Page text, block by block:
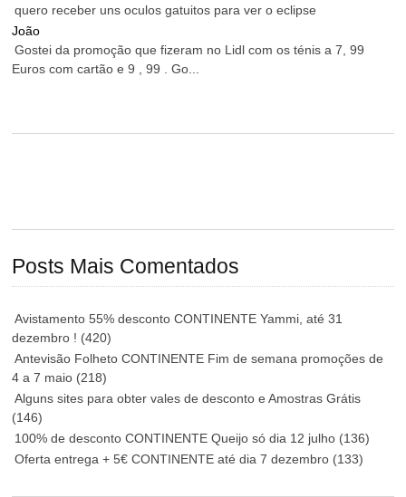
quero receber uns oculos gatuitos para ver o eclipse
João
Gostei da promoção que fizeram no Lidl com os ténis a 7, 99
Euros com cartão e 9 , 99 . Go...
Posts Mais Comentados
Avistamento 55% desconto CONTINENTE Yammi, até 31
dezembro ! (420)
Antevisão Folheto CONTINENTE Fim de semana promoções de
4 a 7 maio (218)
Alguns sites para obter vales de desconto e Amostras Grátis
(146)
100% de desconto CONTINENTE Queijo só dia 12 julho (136)
Oferta entrega + 5€ CONTINENTE até dia 7 dezembro (133)